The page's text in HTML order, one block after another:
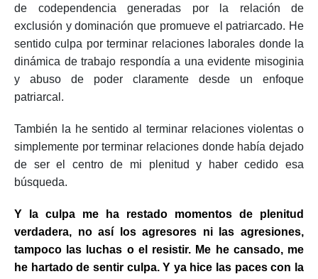
de codependencia generadas por la relación de
exclusión y dominación que promueve el patriarcado. He
sentido culpa por terminar relaciones laborales donde la
dinámica de trabajo respondía a una evidente misoginia
y abuso de poder claramente desde un enfoque
patriarcal.
También la he sentido al terminar relaciones violentas o
simplemente por terminar relaciones donde había dejado
de ser el centro de mi plenitud y haber cedido esa
búsqueda.
Y la culpa me ha restado momentos de plenitud
verdadera, no así los agresores ni las agresiones,
tampoco las luchas o el resistir. Me he cansado, me
he hartado de sentir culpa. Y ya hice las paces con la